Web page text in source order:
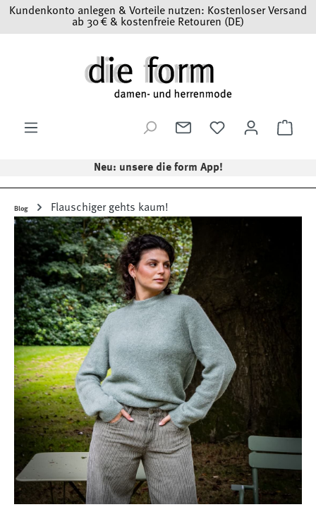
Zum Hauptinhalt springen
Kundenkonto anlegen & Vorteile nutzen: Kostenloser Versand
ab 30 € & kostenfreie Retouren (DE)
Neu: unsere die form App!
Blog Flauschiger gehts kaum!